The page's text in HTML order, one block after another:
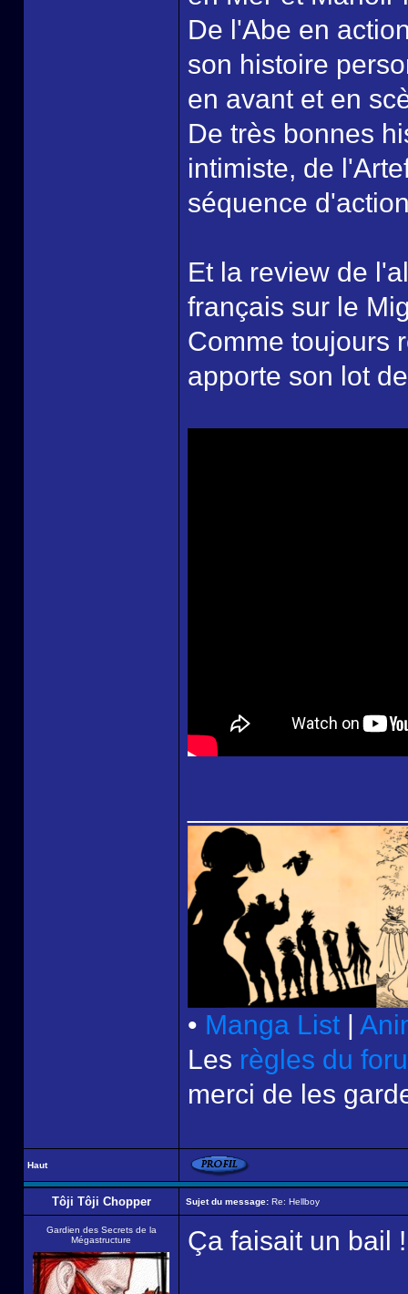
De l'Abe en
son histoire
en avant et en
De très bonnes
intimiste, de
séquence
Et la review de
français sur le
Comme toujours
apporte son lot
• Manga List |
Les règles du
merci de les
Haut
Tôji Tôji Chopper Sujet du message: Re: Hellboy
Gardien des Secrets de la
Mégastructure
Ça faisait un bail !